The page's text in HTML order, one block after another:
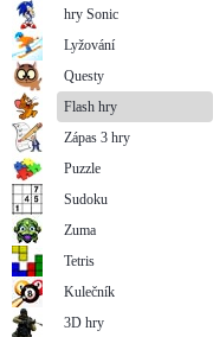
hry Sonic
Lyžování
Questy
Flash hry
Zápas 3 hry
Puzzle
Sudoku
Zuma
Tetris
Kulečník
3D hry